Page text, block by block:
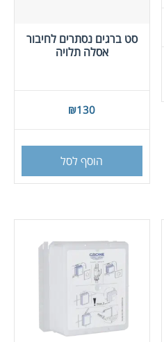
סט ברגים נסתרים לחיבור
אסלה תלויה
₪130
הוסף לסל